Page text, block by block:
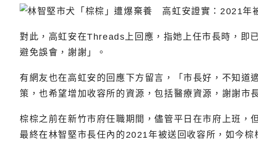
對此，高虹安在Threads上回應，指她上任市長時，即
避免誤會，謝謝」。
有網友也在高虹安的回應下方留言，「市長好，不知
策，也希望增加收容所的資源，包括醫療資源，謝謝市長
棕棕之前在新竹市府任職期間，儘管平日在市府上班，
最終在林智堅市長任內的2021年被送回收容所，如今